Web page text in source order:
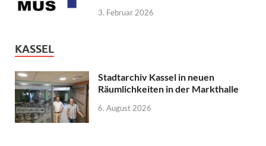
3. Februar 2026
KASSEL
Stadtarchiv Kassel in neuen
Räumlichkeiten in der Markthalle
6. August 2026